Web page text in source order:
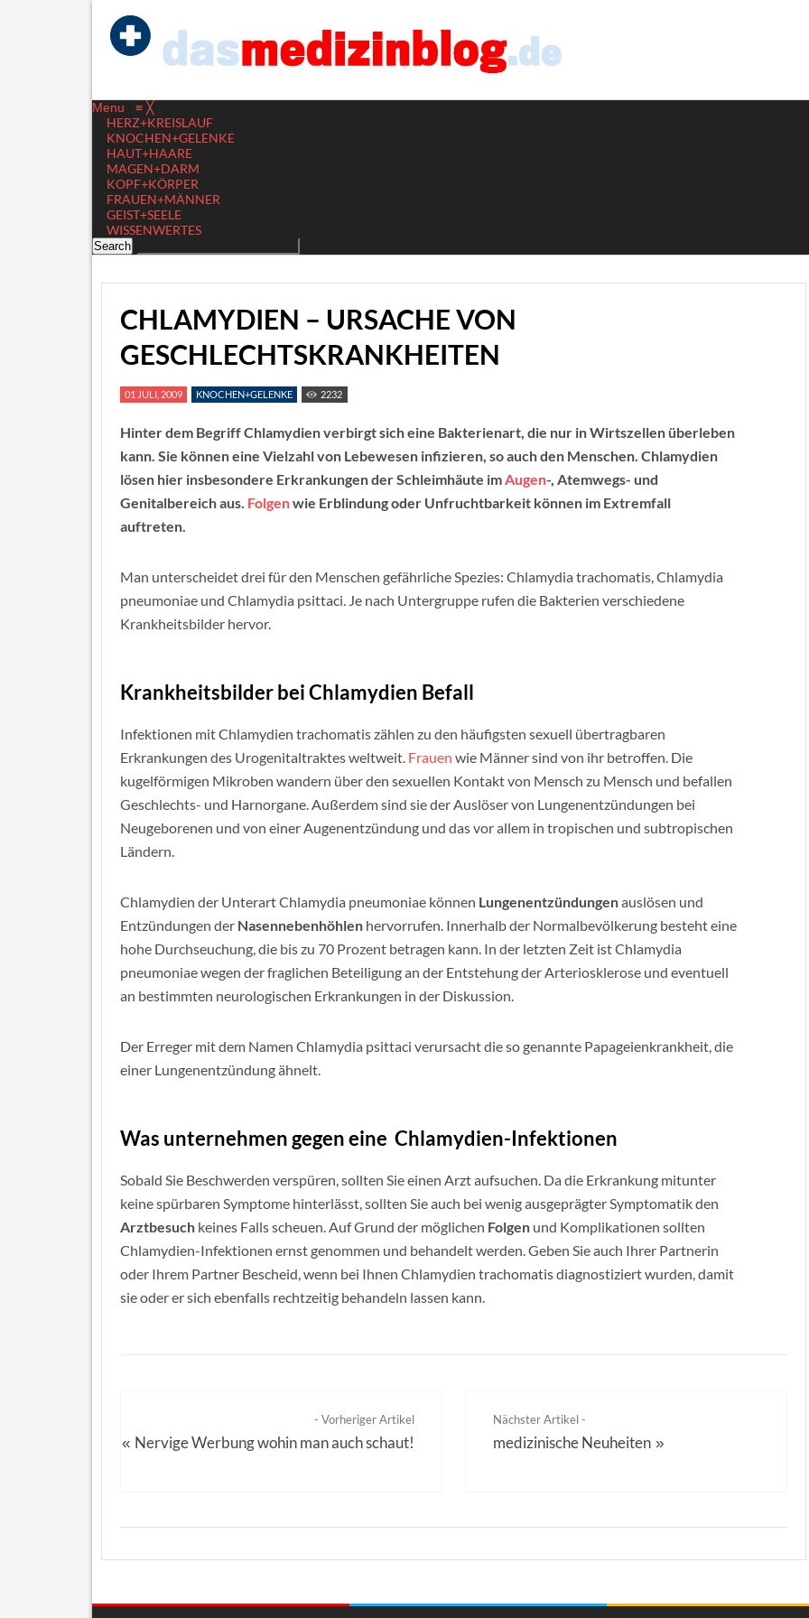
Menu ≡ ╳
HERZ+KREISLAUF
KNOCHEN+GELENKE
HAUT+HAARE
MAGEN+DARM
KOPF+KÖRPER
FRAUEN+MÄNNER
GEIST+SEELE
WISSENWERTES
CHLAMYDIEN – URSACHE VON
GESCHLECHTSKRANKHEITEN
01 JULI, 2009 KNOCHEN+GELENKE 2232
Hinter dem Begriff Chlamydien verbirgt sich eine Bakterienart, die nur in Wirtszellen überleben
kann. Sie können eine Vielzahl von Lebewesen infizieren, so auch den Menschen. Chlamydien
lösen hier insbesondere Erkrankungen der Schleimhäute imAugen-, Atemwegs- und
Genitalbereich aus. Folgenwie Erblindung oder Unfruchtbarkeit können im Extremfall
auftreten.
Man unterscheidet drei für den Menschen gefährliche Spezies: Chlamydia trachomatis, Chlamydia
pneumoniae und Chlamydia psittaci. Je nach Untergruppe rufen die Bakterien verschiedene
Krankheitsbilder hervor.
Krankheitsbilder bei Chlamydien Befall
Infektionen mit Chlamydien trachomatis zählen zu den häufigsten sexuell übertragbaren
Erkrankungen des Urogenitaltraktes weltweit. Frauen wie Männer sind von ihr betroffen. Die
kugelförmigen Mikroben wandern über den sexuellen Kontakt von Mensch zu Mensch und befallen
Geschlechts- und Harnorgane. Außerdem sind sie der Auslöser von Lungenentzündungen bei
Neugeborenen und von einer Augenentzündung und das vor allem in tropischen und subtropischen
Ländern.
Chlamydien der Unterart Chlamydia pneumoniae können Lungenentzündungenauslösen und
Entzündungen der Nasennebenhöhlen hervorrufen. Innerhalb der Normalbevölkerung besteht eine
hohe Durchseuchung, die bis zu 70 Prozent betragen kann. In der letzten Zeit ist Chlamydia
pneumoniae wegen der fraglichen Beteiligung an der Entstehung der Arteriosklerose und eventuell
an bestimmten neurologischen Erkrankungen in der Diskussion.
Der Erreger mit dem Namen Chlamydia psittaci verursacht die so genannte Papageienkrankheit, die
einer Lungenentzündung ähnelt.
Was unternehmen gegen eine Chlamydien-Infektionen
Sobald Sie Beschwerden verspüren, sollten Sie einen Arzt aufsuchen. Da die Erkrankung mitunter
keine spürbaren Symptome hinterlässt, sollten Sie auch bei wenig ausgeprägter Symptomatik den
Arztbesuch keines Falls scheuen. Auf Grund der möglichen Folgen und Komplikationen sollten
Chlamydien-Infektionen ernst genommen und behandelt werden. Geben Sie auch Ihrer Partnerin
oder Ihrem Partner Bescheid, wenn bei Ihnen Chlamydien trachomatis diagnostiziert wurden, damit
sie oder er sich ebenfalls rechtzeitig behandeln lassen kann.
- Vorheriger Artikel
« Nervige Werbung wohin man auch schaut!
Nächster Artikel -
medizinische Neuheiten »